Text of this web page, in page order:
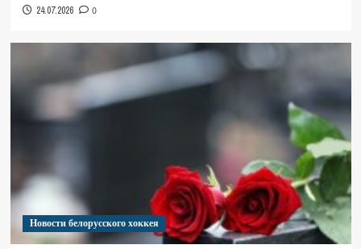
24.07.2026 0
Новости белорусского хоккея